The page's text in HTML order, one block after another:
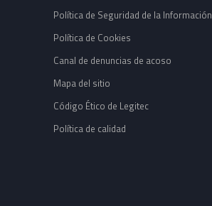
Política de Seguridad de la Información
Política de Cookies
Canal de denuncias de acoso
Mapa del sitio
Código Ético de Legitec
Política de calidad